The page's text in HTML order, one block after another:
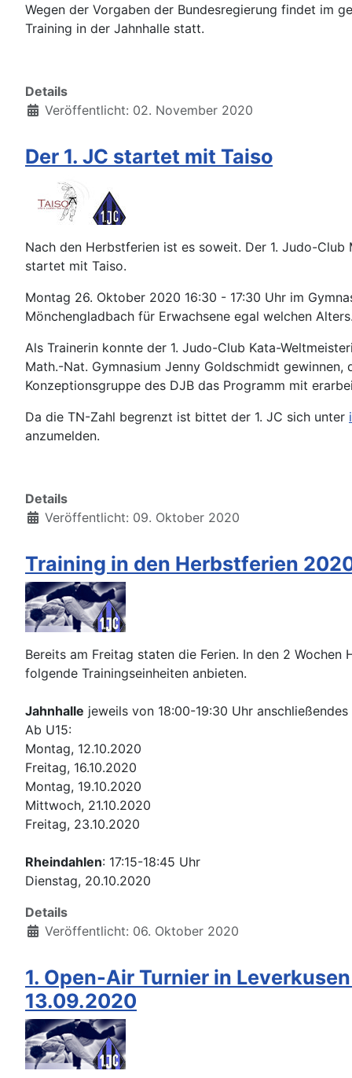
Wegen der Vorgaben der Bundesregierung findet im
Training in der Jahnhalle statt.
Details
Veröffentlicht: 02. November 2020
Der 1. JC startet mit Taiso
Nach den Herbstferien ist es soweit. Der 1. Judo-Club
startet mit Taiso.
Montag 26. Oktober 2020 16:30 - 17:30 Uhr im
Mönchengladbach für Erwachsene egal welchen
Als Trainerin konnte der 1. Judo-Club Kata-
Math.-Nat. Gymnasium Jenny Goldschmidt gewinnen,
Konzeptionsgruppe des DJB das Programm mit
Da die TN-Zahl begrenzt ist bittet der 1. JC sich unter
anzumelden.
Details
Veröffentlicht: 09. Oktober 2020
Training in den Herbstferien
Bereits am Freitag staten die Ferien. In den 2 Wochen
folgende Trainingseinheiten anbieten.
Jahnhalle jeweils von 18:00-19:30 Uhr
Ab U15:
Montag, 12.10.2020
Freitag, 16.10.2020
Montag, 19.10.2020
Mittwoch, 21.10.2020
Freitag, 23.10.2020
Rheindahlen: 17:15-18:45 Uhr
Dienstag, 20.10.2020
Details
Veröffentlicht: 06. Oktober 2020
1. Open-Air Turnier in
13.09.2020